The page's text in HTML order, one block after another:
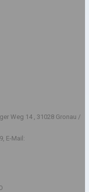
Weg 14 , 31028 Gronau /
E-Mail: